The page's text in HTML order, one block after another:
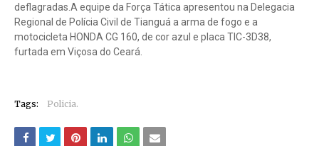
deflagradas.A equipe da Força Tática apresentou na Delegacia
Regional de Polícia Civil de Tianguá a arma de fogo e a
motocicleta HONDA CG 160, de cor azul e placa TIC-3D38,
furtada em Viçosa do Ceará.
Tags: Policia.